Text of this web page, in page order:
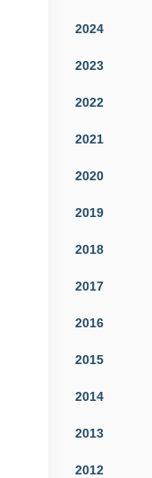
2024
2023
2022
2021
2020
2019
2018
2017
2016
2015
2014
2013
2012